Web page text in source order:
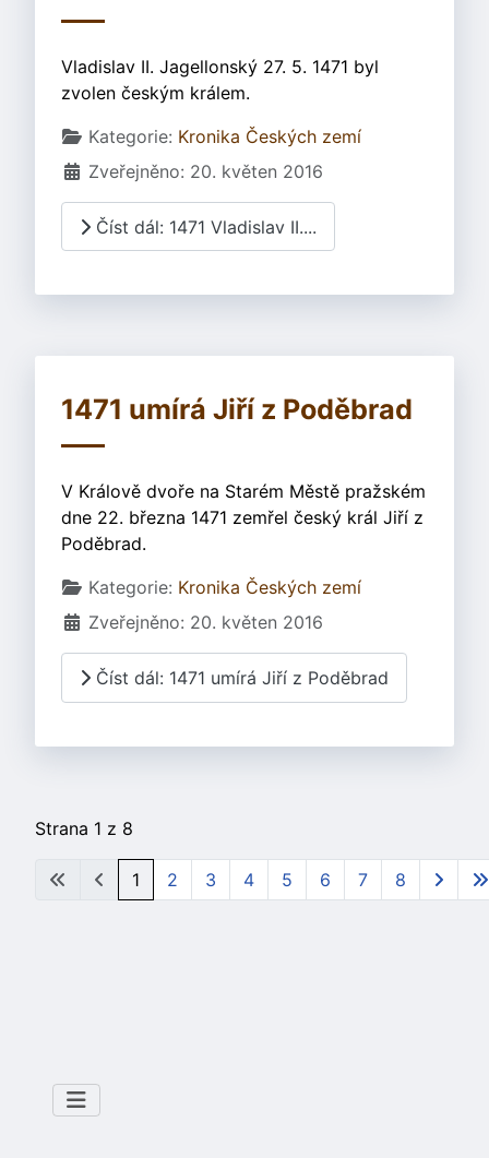
Vladislav II. Jagellonský 27. 5. 1471 byl
zvolen českým králem.
Základní údaje
Kategorie: Kronika Českých zemí
Zveřejněno: 20. květen 2016
Číst dál: 1471 Vladislav II....
1471 umírá Jiří z Poděbrad
V Králově dvoře na Starém Městě pražském
dne 22. března 1471 zemřel český král Jiří z
Poděbrad.
Základní údaje
Kategorie: Kronika Českých zemí
Zveřejněno: 20. květen 2016
Číst dál: 1471 umírá Jiří z Poděbrad
Strana 1 z 8
1 2 3 4 5 6 7 8